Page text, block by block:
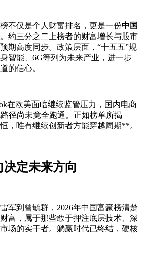
不仅是个人财富排名，更是一份中国
。约三分之二上榜者的财富增长与股市
期高度同步。政策层面，“十五五”规
智能、6G等列为未来产业，进一步
的信心。
在欧美面临继续监管压力，国内电商
径尚未竟全跑通。正如榜单所揭
，唯有继续创新者方能穿越周期**。
定未来方向
军到曾毓群，2026年中国富豪榜清楚
富，属于那些敢于押注底层技术、深
场的实干者。躺赢时代已终结，硬核